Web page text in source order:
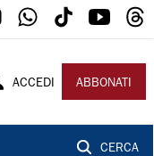
ACCEDI ABBONATI
CERCA